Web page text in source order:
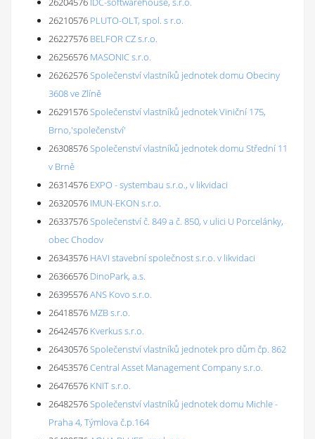
26210576 PLUTO-OLT, spol. s r.o.
26227576 BELFOR CZ s.r.o.
26256576 MASONIC s.r.o.
26262576Společenství vlastníků jednotek domu Obeciny
3608 ve Zlíně
26291576Společenství vlastníků jednotek Viniční 175,
Brno,'společenství'
26308576Společenství vlastníků jednotek domu Střední 11
v Brně
26314576 EXPO - systembau s.r.o., v likvidaci
26320576 IMUN-EKON s.r.o.
26337576Společenství č. 849 a č. 850, v ulici U Porcelánky,
obec Chodov
26343576 HAVI stavební společnost s.r.o. v likvidaci
26366576 DinoPark, a.s.
26395576ANS Kovo s.r.o.
26418576 MZB s.r.o.
26424576 Kverkus s.r.o.
26430576Společenství vlastníků jednotek pro dům čp. 862
26453576Central Asset Management Company s.r.o.
26476576 KNIT s.r.o.
26482576Společenství vlastníků jednotek domu Michle -
Praha 4, Týmlova č.p.164